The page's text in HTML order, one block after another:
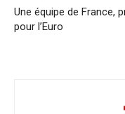
Une équipe de France,
pour l’Euro